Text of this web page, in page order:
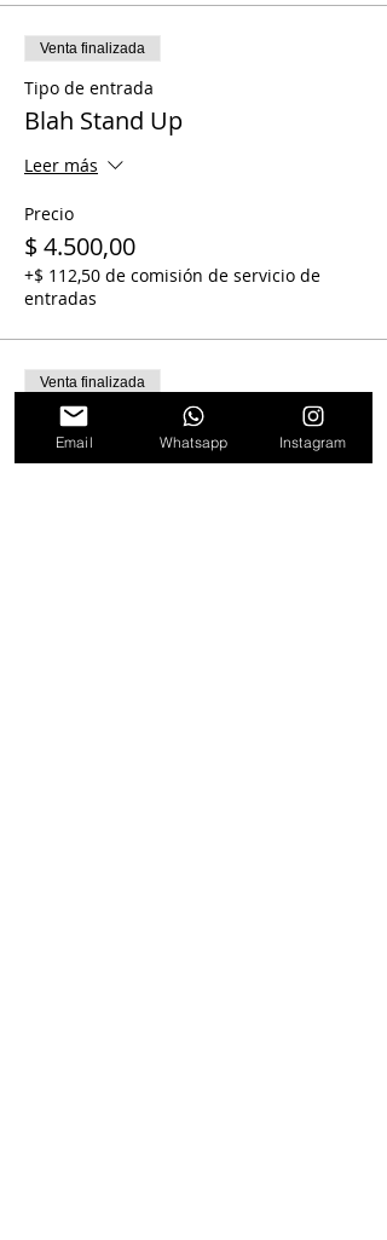
Venta finalizada
Tipo de entrada
Blah Stand Up
Leer más
Precio
$ 4.500,00
+$ 112,50 de comisión de servicio de
entradas
Venta finalizada
Tipo de entrada
4x3 en Blah
Email Whatsapp Instagram